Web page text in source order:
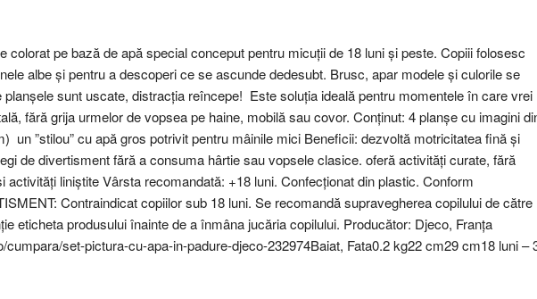
colorat pe bază de apă special conceput pentru micuții de 18 luni și peste. Copiii folosesc
albe și pentru a descoperi ce se ascunde dedesubt. Brusc, apar modele și culorile se
sunt uscate, distracția reîncepe! Este soluția ideală pentru momentele în care vrei
fără grija urmelor de vopsea pe haine, mobilă sau covor. Conținut: 4 planșe cu imagini
un ”stilou” cu apă gros potrivit pentru mâinile mici Beneficii: dezvoltă motricitatea fină și
de divertisment fără a consuma hârtie sau vopsele clasice. oferă activități curate, fără
activități liniștite Vârsta recomandată: +18 luni. Confecționat din plastic. Conform
Contraindicat copiilor sub 18 luni. Se recomandă supravegherea copilului de către
eticheta produsului înainte de a înmâna jucăria copilului. Producător: Djeco, Franța
set-pictura-cu-apa-in-padure-djeco-232974Baiat, Fata0.2 kg22 cm29 cm18 luni –